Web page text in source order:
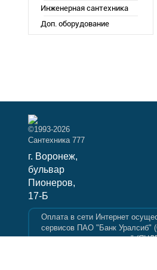
Инженерная сантехника
Доп. оборудование
©1993-2026
Сантехника 777
г. Воронеж,
бульвар
Пионеров,
17-Б
Оплата в сети Интернет
сервисов ПАО "Банк
и платежные технологии"